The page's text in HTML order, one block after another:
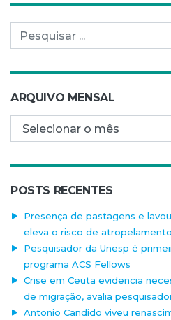
Pesquisar por:
ARQUIVO MENSAL
Arquivo mensal
POSTS RECENTES
Presença de pastagens e
eleva o risco de
Pesquisador da Unesp é
programa ACS Fellows
Crise em Ceuta evidencia
de migração, avalia
Antonio Candido viveu